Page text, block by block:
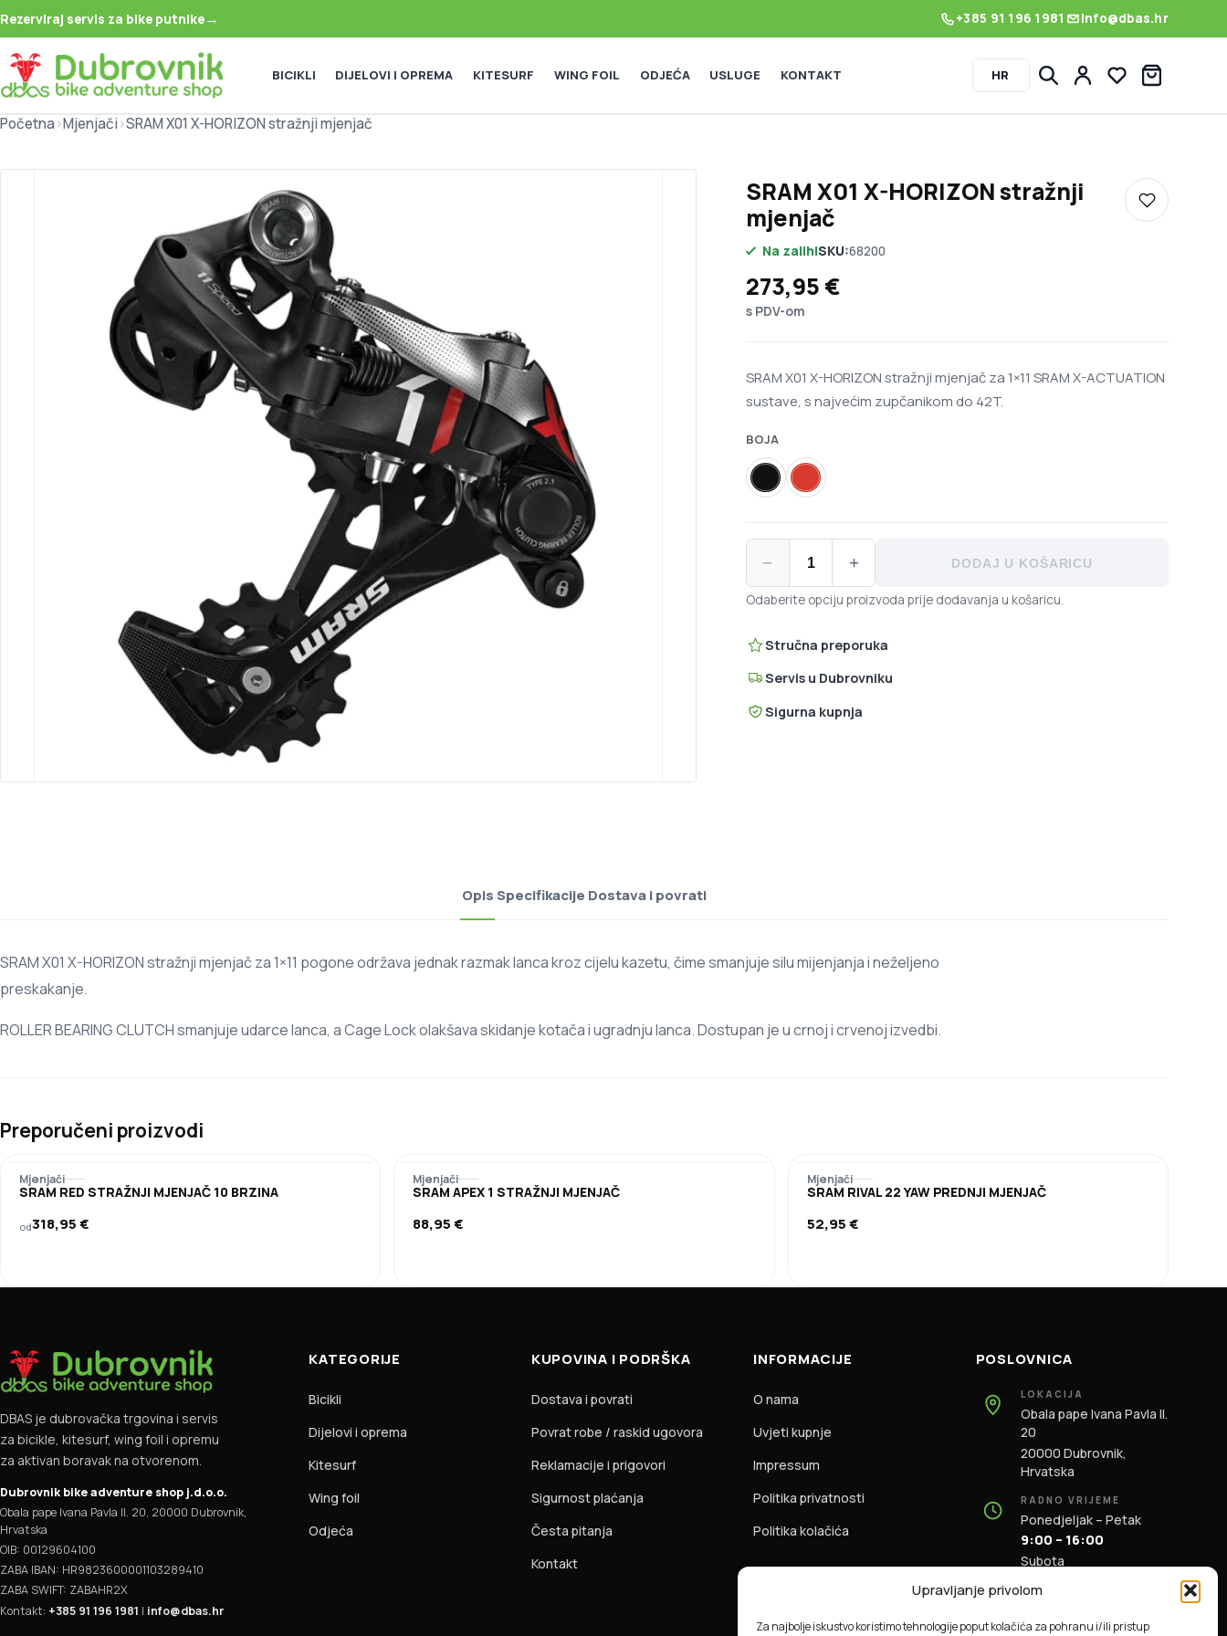
Upravljanje privolom
Za najbolje iskustvo koristimo tehnologije poput kolačića za pohranu i/ili pristup
Rezerviraj servis za bike putnike→ +385 91 196 1981 info@dbas.hr
HR Lista želja
BICIKLI DIJELOVI I OPREMA KITESURF WING FOIL ODJEĆA USLUGE KONTAKT
Početna>Mjenjači>SRAM X01 X-HORIZON stražnji mjenjač
SRAM X01 X-HORIZON stražnji
mjenjač
Dodaj u
Na zalihiSKU:68200
273,95 €
s PDV-om
SRAM X01 X-HORIZON stražnji mjenjač za 1×11 SRAM X-ACTUATION
sustave, s najvećim zupčanikom do 42T.
BOJA
crna crvena
− + DODAJ U KOŠARICU
Odaberite opciju proizvoda prije dodavanja u košaricu.
Stručna preporuka
Servis u Dubrovniku
Sigurna kupnja
OpisSpecifikacije Dostava i povrati
SRAM X01 X-HORIZON stražnji mjenjač za 1×11 pogone održava jednak razmak lanca kroz cijelu kazetu, čime smanjuje silu mijenjanja i neželjeno
preskakanje.
ROLLER BEARING CLUTCH smanjuje udarce lanca, a Cage Lock olakšava skidanje kotača i ugradnju lanca. Dostupan je u crnoj i crvenoj izvedbi.
Preporučeni proizvodi
Mjenjači
SRAM RED STRAŽNJI MJENJAČ 10 BRZINA
od318,95€
Mjenjači
SRAM APEX 1 STRAŽNJI MJENJAČ
88,95€
Mjenjači
SRAM RIVAL 22 YAW PREDNJI MJENJAČ
52,95€
DBAS je dubrovačka trgovina i servis
za bicikle, kitesurf, wing foil i opremu
za aktivan boravak na otvorenom.
Dubrovnik bike adventure shop j.d.o.o.
Obala pape Ivana Pavla II. 20, 20000 Dubrovnik,
Hrvatska
OIB: 00129604100
ZABA IBAN: HR9823600001103289410
ZABA SWIFT: ZABAHR2X
Kontakt: +385 91 196 1981 | info@dbas.hr
KATEGORIJE
Bicikli
Dijelovi i oprema
Kitesurf
Wing foil
Odjeća
KUPOVINA I PODRŠKA
Dostava i povrati
Povrat robe / raskid ugovora
Reklamacije i prigovori
Sigurnost plaćanja
Česta pitanja
Kontakt
INFORMACIJE
O nama
Uvjeti kupnje
Impressum
Politika privatnosti
Politika kolačića
POSLOVNICA
LOKACIJA
Obala pape Ivana Pavla II.
20
20000 Dubrovnik,
Hrvatska
RADNO VRIJEME
Ponedjeljak – Petak
9:00 – 16:00
Subota
+385 91 196 1981